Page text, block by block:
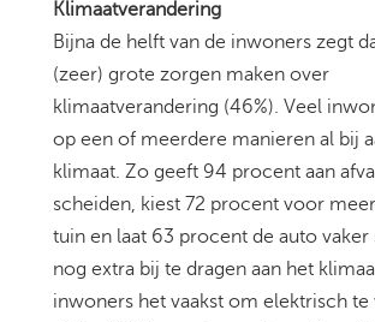
Klimaatverandering
Bijna de helft van de inwoners zegt
(zeer) grote zorgen maken over
klimaatverandering (46%). Veel
op een of meerdere manieren al bij
klimaat. Zo geeft 94 procent aan
scheiden, kiest 72 procent voor
tuin en laat 63 procent de auto vaker
nog extra bij te dragen aan het
inwoners het vaakst om elektrisch te